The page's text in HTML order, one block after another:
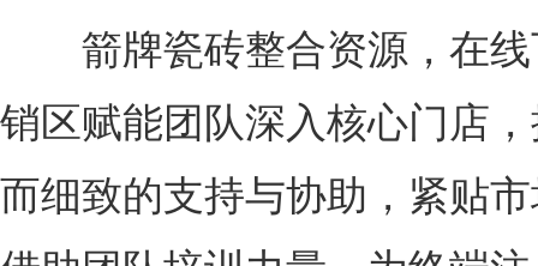
箭牌瓷砖整合资源，在线
销区赋能团队深入核心门店
而细致的支持与协助，紧贴